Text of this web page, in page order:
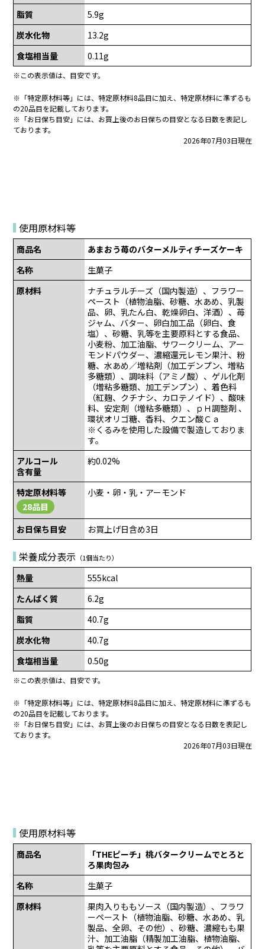
脂質
5.9g
炭水化物
13.2g
食塩相当量
0.11g
※この表示値は、目安です。
※「特定原材料等」には、特定原材料8品目に加え、特定原材料に準ずるも
の20品目を記載しております。
※「お日保ち目安」には、お買上後のお日保ちの目安となる日数を表記し
ております。
2026年07月03日現在
使用原材料等
商品名
あまおう苺のバターメルティチーズケーキ
名称
生菓子
原材料
ナチュラルチーズ（国内製造）、フラワー
ペースト（植物油脂、砂糖、水あめ、乳製
品、卵、乳たん白、乾燥卵白、洋酒）、苺
ジャム、バター、卵白加工品（卵白、食
塩）、砂糖、乳等を主要原料とする食品、
小麦粉、加工油脂、サワークリーム、アー
モンドパウダー、濃縮還元レモン果汁、粉
糖、水あめ／増粘剤（加工デンプン、増粘
多糖類）、調味料（アミノ酸）、ゲル化剤
（増粘多糖類、加工デンプン）、着色料
（紅麹、クチナシ、カロテノイド）、酸味
料、安定剤（増粘多糖類）、ｐＨ調整剤 、
環状オリゴ糖、香料、クエン酸Ｃａ
※くるみを使用した設備で製造しておりま
す。
アルコール
含有量
約0.02%
特定原材料等
28品目
小麦・卵・乳・アーモンド
お日保ち目安 お買上げ日含め3日
栄養成分表示 （1個当たり）
熱量
555kcal
たんぱく質
6.2g
脂質
40.7g
炭水化物
40.7g
食塩相当量
0.50g
※この表示値は、目安です。
※「特定原材料等」には、特定原材料8品目に加え、特定原材料に準ずるも
の20品目を記載しております。
※「お日保ち目安」には、お買上後のお日保ちの目安となる日数を表記し
ております。
2026年07月03日現在
使用原材料等
商品名
「THEピーチ」桃バタークリームでとろと
ろ果肉包み
名称
生菓子
原材料
果肉入りももソース（国内製造）、フラワ
ーペースト（植物油脂、砂糖、水あめ、乳
製品、全卵、その他）、砂糖、濃縮もも果
汁、加工油脂（精製加工油脂、植物油脂、